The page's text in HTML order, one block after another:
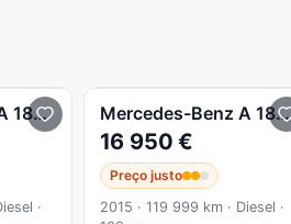
180 CDI Avantgarde
·
Mercedes-Benz A 180
16 950 €
Preço justo
2015 · 119 999 km · Diesel ·